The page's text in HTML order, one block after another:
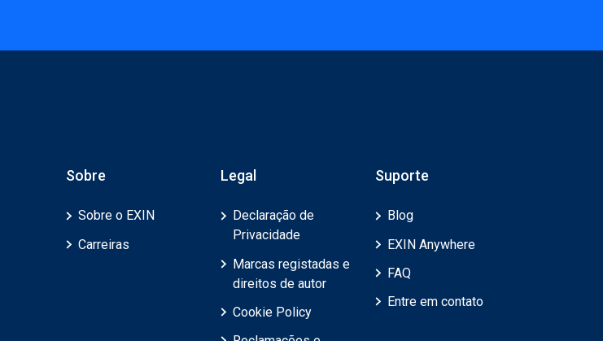
Sobre
Sobre o EXIN
Carreiras
Legal
Declaração de
Privacidade
Marcas registadas e
direitos de autor
Cookie Policy
Suporte
Blog
EXIN Anywhere
FAQ
Entre em contato